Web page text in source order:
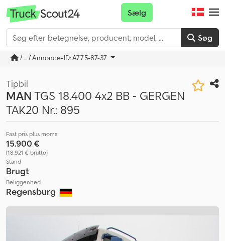
Søg
Sælg
/ ... / Annonce-ID: A775-87-37
Tipbil
MANTGS 18.400 4x2 BB - GERGEN
TAK20 Nr.: 895
Fast pris plus moms
15.900 €
(18.921 € brutto)
Stand
Brugt
Beliggenhed
Regensburg